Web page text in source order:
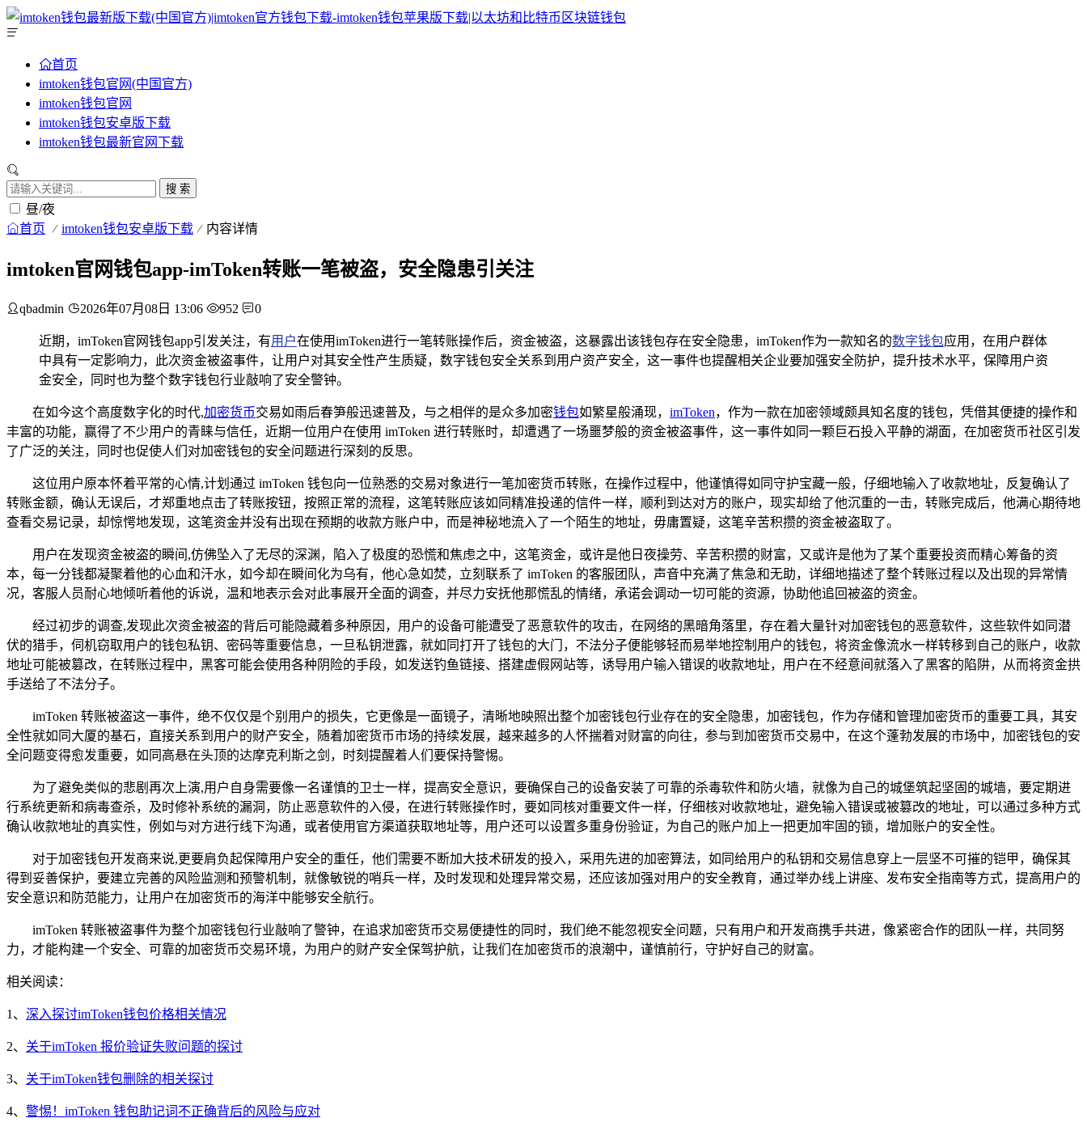
首页
imtoken钱包官网(中国官方)
imtoken钱包官网
imtoken钱包安卓版下载
imtoken钱包最新官网下载
搜 索
昼/夜
首页 imtoken钱包安卓版下载 内容详情
imtoken官网钱包app-imToken转账一笔被盗，安全隐患引关注
qbadmin 2026年07月08日 13:06 952 0
近期，imToken官网钱包app引发关注，有用户在使用imToken进行一笔转账操作后，资金被盗，这暴露出该钱包存在安全隐患，imToken作为一款知名的数字钱包应用，在用户群体
中具有一定影响力，此次资金被盗事件，让用户对其安全性产生质疑，数字钱包安全关系到用户资产安全，这一事件也提醒相关企业要加强安全防护，提升技术水平，保障用户资
金安全，同时也为整个数字钱包行业敲响了安全警钟。
在如今这个高度数字化的时代,加密货币交易如雨后春笋般迅速普及，与之相伴的是众多加密钱包如繁星般涌现， imToken，作为一款在加密领域颇具知名度的钱包，凭借其便捷的操作和
丰富的功能，赢得了不少用户的青睐与信任，近期一位用户在使用 imToken 进行转账时，却遭遇了一场噩梦般的资金被盗事件，这一事件如同一颗巨石投入平静的湖面，在加密货币社区引发
了广泛的关注，同时也促使人们对加密钱包的安全问题进行深刻的反思。
这位用户原本怀着平常的心情,计划通过 imToken 钱包向一位熟悉的交易对象进行一笔加密货币转账，在操作过程中，他谨慎得如同守护宝藏一般，仔细地输入了收款地址，反复确认了
转账金额，确认无误后，才郑重地点击了转账按钮，按照正常的流程，这笔转账应该如同精准投递的信件一样，顺利到达对方的账户，现实却给了他沉重的一击，转账完成后，他满心期待地
查看交易记录，却惊愕地发现，这笔资金并没有出现在预期的收款方账户中，而是神秘地流入了一个陌生的地址，毋庸置疑，这笔辛苦积攒的资金被盗取了。
用户在发现资金被盗的瞬间,仿佛坠入了无尽的深渊，陷入了极度的恐慌和焦虑之中，这笔资金，或许是他日夜操劳、辛苦积攒的财富，又或许是他为了某个重要投资而精心筹备的资
本，每一分钱都凝聚着他的心血和汗水，如今却在瞬间化为乌有，他心急如焚，立刻联系了 imToken 的客服团队，声音中充满了焦急和无助，详细地描述了整个转账过程以及出现的异常情
况，客服人员耐心地倾听着他的诉说，温和地表示会对此事展开全面的调查，并尽力安抚他那慌乱的情绪，承诺会调动一切可能的资源，协助他追回被盗的资金。
经过初步的调查,发现此次资金被盗的背后可能隐藏着多种原因，用户的设备可能遭受了恶意软件的攻击，在网络的黑暗角落里，存在着大量针对加密钱包的恶意软件，这些软件如同潜
伏的猎手，伺机窃取用户的钱包私钥、密码等重要信息，一旦私钥泄露，就如同打开了钱包的大门，不法分子便能够轻而易举地控制用户的钱包，将资金像流水一样转移到自己的账户，收款
地址可能被篡改，在转账过程中，黑客可能会使用各种阴险的手段，如发送钓鱼链接、搭建虚假网站等，诱导用户输入错误的收款地址，用户在不经意间就落入了黑客的陷阱，从而将资金拱
手送给了不法分子。
imToken 转账被盗这一事件，绝不仅仅是个别用户的损失，它更像是一面镜子，清晰地映照出整个加密钱包行业存在的安全隐患，加密钱包，作为存储和管理加密货币的重要工具，其安
全性就如同大厦的基石，直接关系到用户的财产安全，随着加密货币市场的持续发展，越来越多的人怀揣着对财富的向往，参与到加密货币交易中，在这个蓬勃发展的市场中，加密钱包的安
全问题变得愈发重要，如同高悬在头顶的达摩克利斯之剑，时刻提醒着人们要保持警惕。
为了避免类似的悲剧再次上演,用户自身需要像一名谨慎的卫士一样，提高安全意识，要确保自己的设备安装了可靠的杀毒软件和防火墙，就像为自己的城堡筑起坚固的城墙，要定期进
行系统更新和病毒查杀，及时修补系统的漏洞，防止恶意软件的入侵，在进行转账操作时，要如同核对重要文件一样，仔细核对收款地址，避免输入错误或被篡改的地址，可以通过多种方式
确认收款地址的真实性，例如与对方进行线下沟通，或者使用官方渠道获取地址等，用户还可以设置多重身份验证，为自己的账户加上一把更加牢固的锁，增加账户的安全性。
对于加密钱包开发商来说,更要肩负起保障用户安全的重任，他们需要不断加大技术研发的投入，采用先进的加密算法，如同给用户的私钥和交易信息穿上一层坚不可摧的铠甲，确保其
得到妥善保护，要建立完善的风险监测和预警机制，就像敏锐的哨兵一样，及时发现和处理异常交易，还应该加强对用户的安全教育，通过举办线上讲座、发布安全指南等方式，提高用户的
安全意识和防范能力，让用户在加密货币的海洋中能够安全航行。
imToken 转账被盗事件为整个加密钱包行业敲响了警钟，在追求加密货币交易便捷性的同时，我们绝不能忽视安全问题，只有用户和开发商携手共进，像紧密合作的团队一样，共同努
力，才能构建一个安全、可靠的加密货币交易环境，为用户的财产安全保驾护航，让我们在加密货币的浪潮中，谨慎前行，守护好自己的财富。
相关阅读：
1、 深入探讨imToken钱包价格相关情况
2、 关于imToken 报价验证失败问题的探讨
3、 关于imToken钱包删除的相关探讨
4、 警惕！imToken 钱包助记词不正确背后的风险与应对